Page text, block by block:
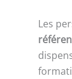
Les